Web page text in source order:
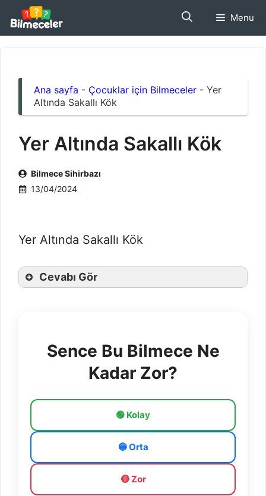
İçeriğe
atla
Menu
Ana sayfa - Çocuklar için Bilmeceler - Yer
Altında Sakallı Kök
Yer Altında Sakallı Kök
Bilmece Sihirbazı
13/04/2024
Yer Altında Sakallı Kök
Cevabı Gör
Sence Bu Bilmece Ne
Kadar Zor?
🟢 Kolay
🔵 Orta
🔴 Zor